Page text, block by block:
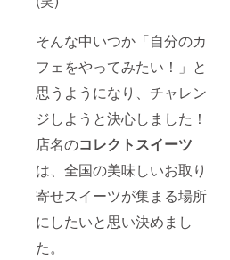
そんな中いつか「自分のカ
フェをやってみたい！」と
思うようになり、チャレン
ジしようと決心しました！
店名のコレクトスイーツ
は、全国の美味しいお取り
寄せスイーツが集まる場所
にしたいと思い決めまし
た。